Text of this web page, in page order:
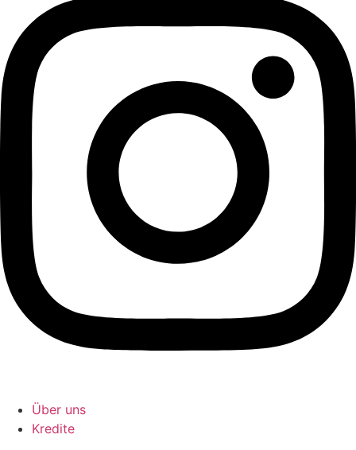
Über uns
Kredite